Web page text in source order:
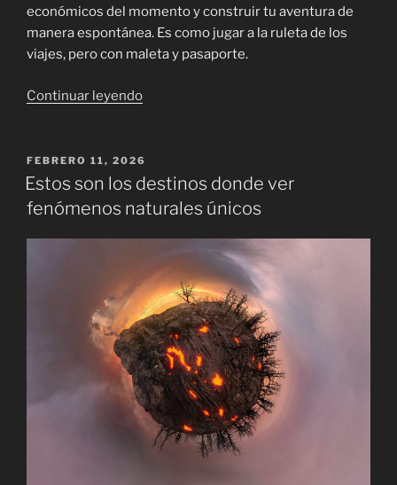
económicos del momento y construir tu aventura de
manera espontánea. Es como jugar a la ruleta de los
viajes, pero con maleta y pasaporte.
Continuar leyendo«Viajar
fijo:
aventura
con
baratos»
PUBLICADO
EL
FEBRERO 11, 2026
Estos son los destinos donde ver
fenómenos naturales únicos